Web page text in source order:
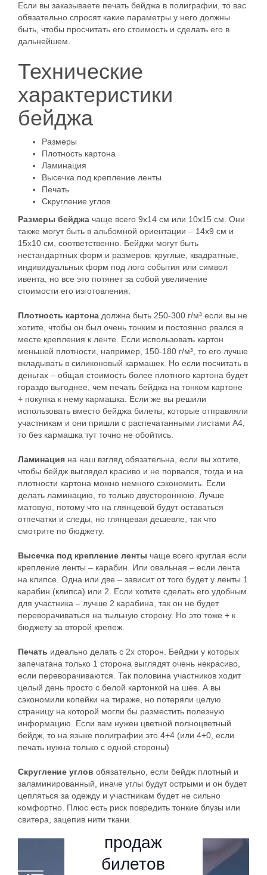
Если вы заказываете печать бейджа в полиграфии, то вас
обязательно спросят какие параметры у него должны
быть, чтобы просчитать его стоимость и сделать его в
дальнейшем.
Технические
характеристики
бейджа
Размеры
Плотность картона
Ламинация
Высечка под крепление ленты
Печать
Скругление углов
Размеры бейджа чаще всего 9х14 см или 10х15 см. Они
также могут быть в альбомной ориентации – 14х9 см и
15х10 см, соответственно. Бейджи могут быть
нестандартных форм и размеров: круглые, квадратные,
индивидуальных форм под лого события или символ
ивента, но все это потянет за собой увеличение
стоимости его изготовления.
Плотность картона должна быть 250-300 г/м³ если вы не
хотите, чтобы он был очень тонким и постоянно рвался в
месте крепления к ленте. Если использовать картон
меньшей плотности, например, 150-180 г/м³, то его лучше
вкладывать в силиконовый кармашек. Но если посчитать в
деньгах – общая стоимость более плотного картона будет
гораздо выгоднее, чем печать бейджа на тонком картоне
+ покупка к нему кармашка. Если же вы решили
использовать вместо бейджа билеты, которые отправляли
участникам и они пришли с распечатанными листами А4,
то без кармашка тут точно не обойтись.
Ламинация на наш взгляд обязательна, если вы хотите,
чтобы бейдж выглядел красиво и не порвался, тогда и на
плотности картона можно немного сэкономить. Если
делать ламинацию, то только двустороннюю. Лучше
матовую, потому что на глянцевой будут оставаться
отпечатки и следы, но глянцевая дешевле, так что
смотрите по бюджету.
Высечка под крепление ленты чаще всего круглая если
крепление ленты – карабин. Или овальная – если лента
на клипсе. Одна или две – зависит от того будет у ленты 1
карабин (клипса) или 2. Если хотите сделать его удобным
для участника – лучше 2 карабина, так он не будет
переворачиваться на тыльную сторону. Но это тоже + к
бюджету за второй крепеж.
Печать идеально делать с 2х сторон. Бейджи у которых
запечатана только 1 сторона выглядят очень некрасиво,
если переворачиваются. Так половина участников ходит
целый день просто с белой картонкой на шее. А вы
сэкономили копейки на тираже, но потеряли целую
страницу на которой могли бы разместить полезную
информацию. Если вам нужен цветной полноцветный
бейдж, то на языке полиграфии это 4+4 (или 4+0, если
печать нужна только с одной стороны)
Скругление углов обязательно, если бейдж плотный и
заламинированный, иначе углы будут острыми и он будет
цепляться за одежду и участникам будет не сильно
комфортно. Плюс есть риск повредить тонкие блузы или
свитера, зацепив нити ткани.
Организаторам
Помощь в
проведении
ивента
Как
привлека
ть
спонсоро
в и
партнеро
в на
Организаторам
Помощь в
ивента
Как
создать
программ
у
мероприя
тия:
эффектив
ный
тайминг и
интеракт
Организаторам
Продвижение
ивента
Регистрация и
продажа
билетов
15
инструме
нтов
увеличен
ия
продаж
билетов
Check-in
Организаторам
проведении
ивента
Регистрация и
продажа
билетов
Как
овать
билеты с
QR
кодами
для
Организаторам
билетов
Как
создать
эффектив
ную
форму
регистра
ции
участнико
в